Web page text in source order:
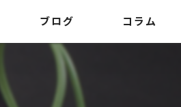
ブログ コラム